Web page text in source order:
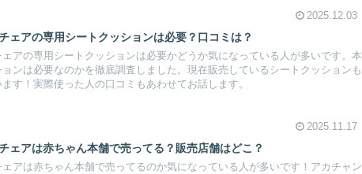
2025.12.03
ェアの専用シートクッションは必要？口コミは？
ェアの専用シートクッションは必要かどうか気になっている人が多いです。本
ンは必要なのかを徹底調査しました。現在販売しているシートクッションも
す！実際使った人の口コミもあわせてお話します。
2025.11.17
ェアは赤ちゃん本舗で売ってる？販売店舗はどこ？
ェアは赤ちゃん本舗で売ってるのか気になっている人が多いです！アカチャン